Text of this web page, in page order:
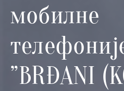
мобилне
”BRĐANI